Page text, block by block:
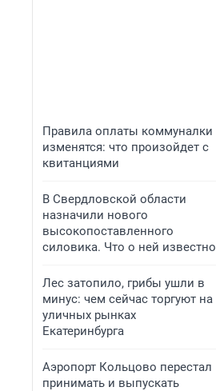
Правила оплаты коммуналки
изменятся: что произойдет с
квитанциями
В Свердловской области
назначили нового
высокопоставленного
силовика. Что о ней известно
Лес затопило, грибы ушли в
минус: чем сейчас торгуют на
уличных рынках
Екатеринбурга
Аэропорт Кольцово перестал
принимать и выпускать